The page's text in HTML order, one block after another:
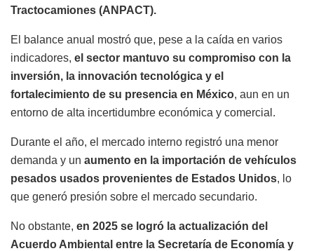
Tractocamiones (ANPACT).
El balance anual mostró que, pese a la caída en varios
indicadores, el sector mantuvo su compromiso con la
inversión, la innovación tecnológica y el
fortalecimiento de su presencia en México, aun en un
entorno de alta incertidumbre económica y comercial.
Durante el año, el mercado interno registró una menor
demanda y un aumento en la importación de vehículos
pesados usados provenientes de Estados Unidos, lo
que generó presión sobre el mercado secundario.
No obstante, en 2025 se logró la actualización del
Acuerdo Ambiental entre la Secretaría de Economía y